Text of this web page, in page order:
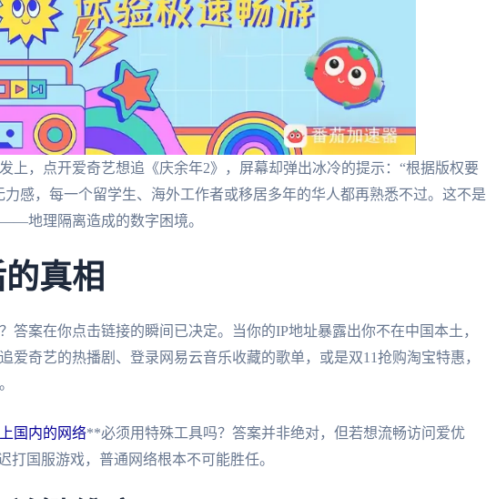
上，点开爱奇艺想追《庆余年2》，屏幕却弹出冰冷的提示：“根据版权要
感，每一个留学生、海外工作者或移居多年的华人都再熟悉不过。这不是
地理隔离造成的数字困境。
真相
答案在你点击链接的瞬间已决定。当你的IP地址暴露出你不在中国本土，
爱奇艺的热播剧、登录网易云音乐收藏的歌单，或是双11抢购淘宝特惠，
国内的网络**必须用特殊工具吗？答案并非绝对，但若想流畅访问爱优
打国服游戏，普通网络根本不可能胜任。